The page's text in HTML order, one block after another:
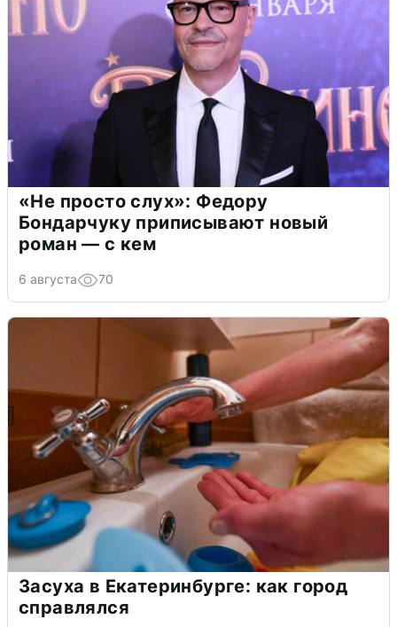
«Не просто слух»: Федору
Бондарчуку приписывают новый
роман — с кем
6 августа 70
Засуха в Екатеринбурге: как город
справлялся